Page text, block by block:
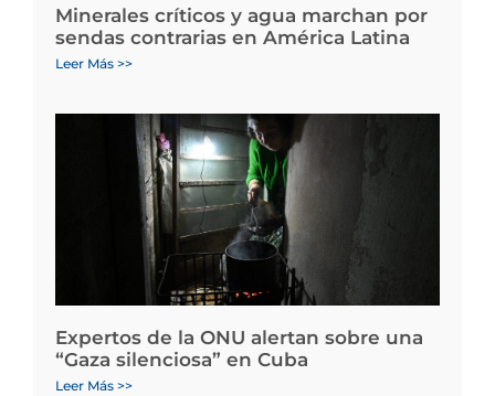
Minerales críticos y agua marchan por
sendas contrarias en América Latina
Leer Más >>
Expertos de la ONU alertan sobre una
“Gaza silenciosa” en Cuba
Leer Más >>